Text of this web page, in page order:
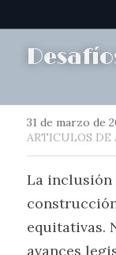
31 de marzo de
ARTICULOS DE
La inclusión
equitativas.
avances